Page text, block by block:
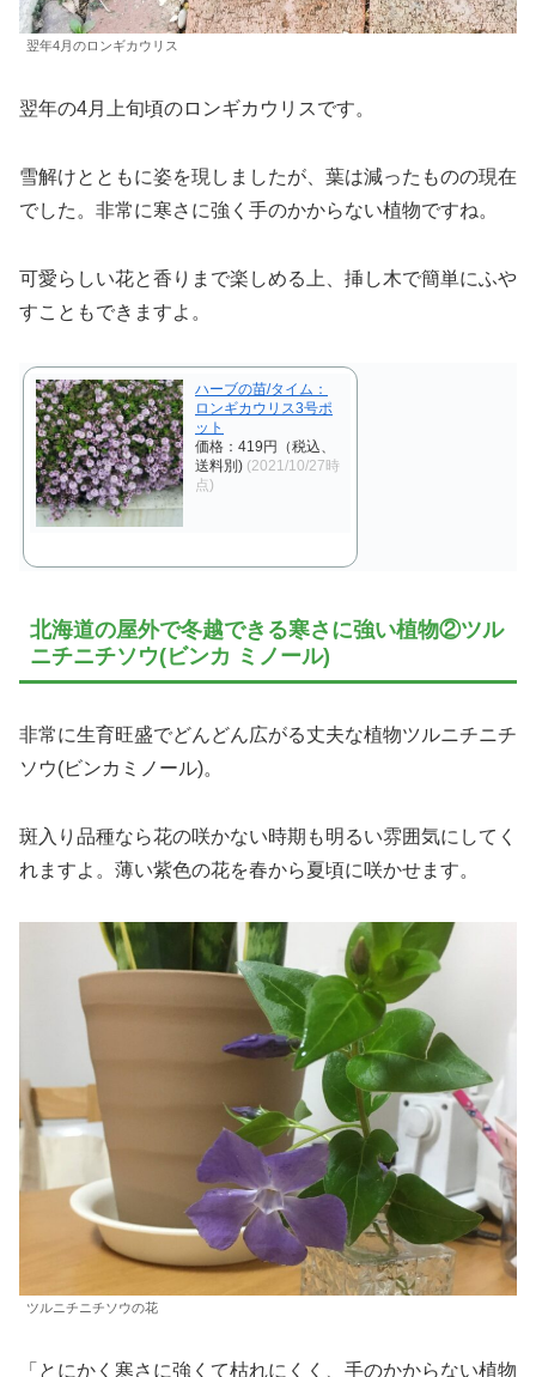
翌年4月のロンギカウリス
翌年の4月上旬頃のロンギカウリスです。
雪解けとともに姿を現しましたが、葉は減ったものの現在
でした。非常に寒さに強く手のかからない植物ですね。
可愛らしい花と香りまで楽しめる上、挿し木で簡単にふや
すこともできますよ。
ハーブの苗/タイム：
ロンギカウリス3号ポ
ット
価格：419円（税込、
送料別) (2021/10/27時
点)
北海道の屋外で冬越できる寒さに強い植物②ツル
ニチニチソウ(ビンカ ミノール)
非常に生育旺盛でどんどん広がる丈夫な植物ツルニチニチ
ソウ(ビンカミノール)。
斑入り品種なら花の咲かない時期も明るい雰囲気にしてく
れますよ。薄い紫色の花を春から夏頃に咲かせます。
ツルニチニチソウの花
「とにかく寒さに強くて枯れにくく、手のかからない植物